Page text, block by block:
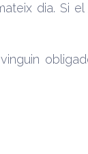
dia. Si el